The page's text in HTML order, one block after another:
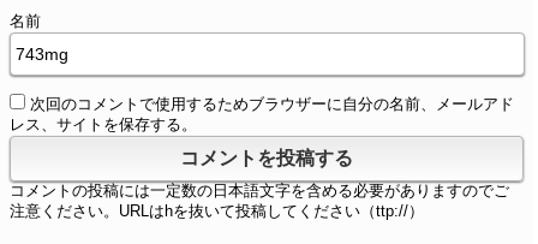
名前
次回のコメントで使用するためブラウザーに自分の名前、メールアド
レス、サイトを保存する。
コメントの投稿には一定数の日本語文字を含める必要がありますのでご
注意ください。URLはhを抜いて投稿してください（ttp://）